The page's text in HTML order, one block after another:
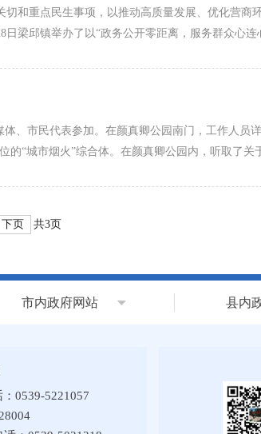
和重点民生事项，以推动高质量发展、优化营商
梁邱镇举办了以“政务公开零距离，服务群众心
、市民代表参加。在颜真卿公园南门，工作人员
的“城市烟火”综合体。在颜真卿公园内，听取了
下页 共3页
市内政府网站 县内
0539-5221057